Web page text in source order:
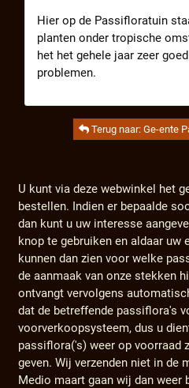
Hier op de Passifloratuin
planten onder tropische
het het gehele jaar zeer
problemen.
Terug naar: Ge-ente
U kunt via deze webwinkel het
bestellen. Indien er bepaalde
dan kunt u uw interesse
knop te gebruiken en aldaar uw
kunnen dan zien voor welke
de aanmaak van onze stekken
ontvangt vervolgens
dat de betreffende passiflora's
voorverkoopsysteem, dus u
passiflora('s) weer op voorraad
geven. Wij verzenden niet in de
Medio maart gaan wij dan weer